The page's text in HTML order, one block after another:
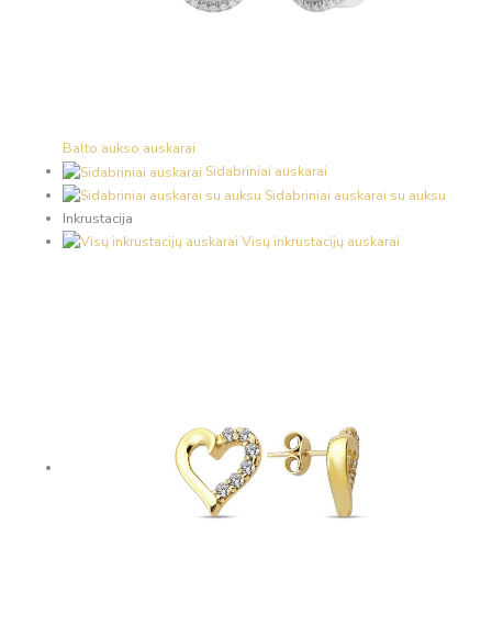
Balto aukso auskarai
Sidabriniai auskarai
Sidabriniai auskarai su auksu
Inkrustacija
Visų inkrustacijų auskarai